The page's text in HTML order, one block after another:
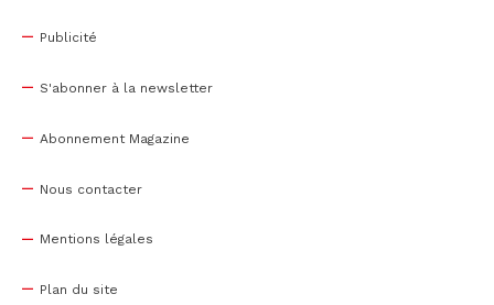
Publicité
S'abonner à la newsletter
Abonnement Magazine
Nous contacter
Mentions légales
Plan du site